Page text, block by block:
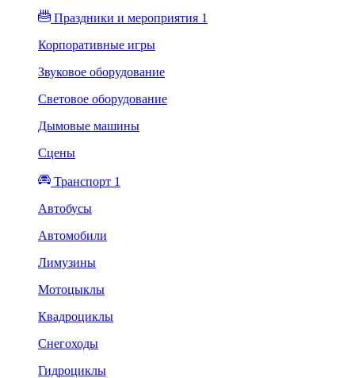
Праздники и мероприятия 1
Корпоративные игры
Звуковое оборудование
Световое оборудование
Дымовые машины
Сцены
Транспорт 1
Автобусы
Автомобили
Лимузины
Мотоцыклы
Квадроциклы
Снегоходы
Гидроциклы